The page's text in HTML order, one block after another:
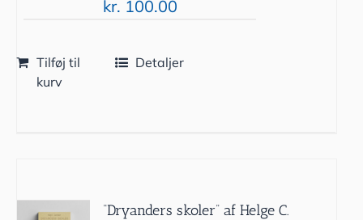
kr. 100.00
Tilføj til
kurv
Detaljer
“Dryanders skoler” af Helge C.